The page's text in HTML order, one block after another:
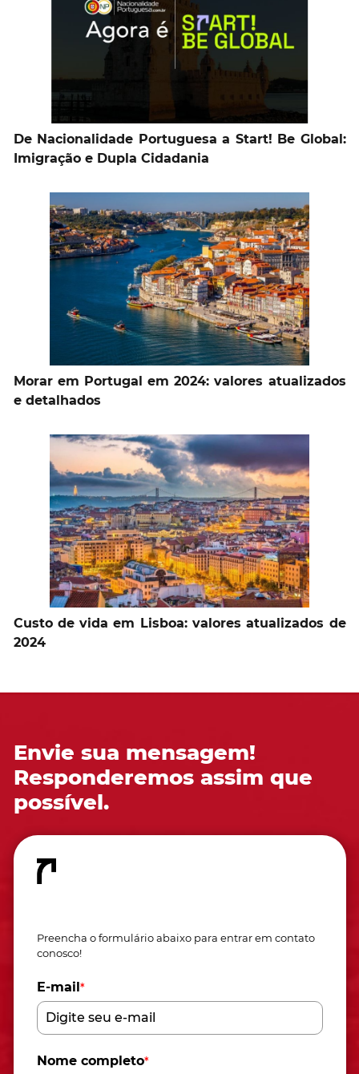
De Nacionalidade Portuguesa a Start! Be Global:
Imigração e Dupla Cidadania
Morar em Portugal em 2024: valores atualizados
e detalhados
Custo de vida em Lisboa: valores atualizados de
2024
Envie sua mensagem!
Responderemos assim que
possível.
Preencha o formulário abaixo para entrar em contato
conosco!
E-mail *
Nome completo*